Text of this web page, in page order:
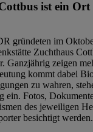
ist ein
gründeten im
Zuchthaus
zeigen
kommt dabei
zu wahren,
ein. Fotos,
des jeweiligen
besichtigt